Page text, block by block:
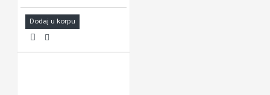
Dodaj u korpu